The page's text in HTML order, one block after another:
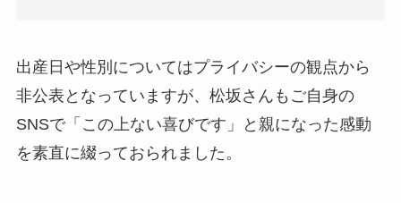
出産日や性別についてはプライバシーの観点から
非公表となっていますが、松坂さんもご自身の
SNSで「この上ない喜びです」と親になった感動
を素直に綴っておられました。